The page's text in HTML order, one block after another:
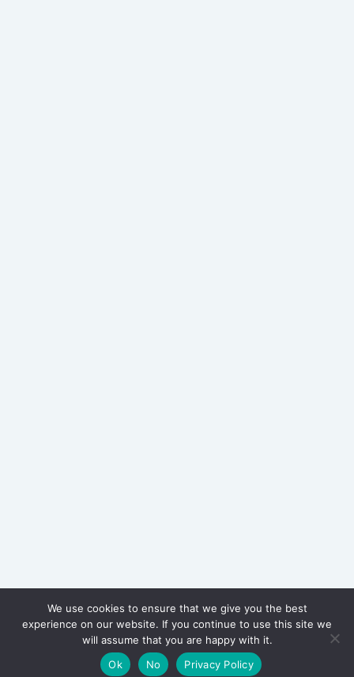
We use cookies to ensure that we give you the best
experience on our website. If you continue to use this site we
will assume that you are happy with it.
Ok
No Privacy Policy